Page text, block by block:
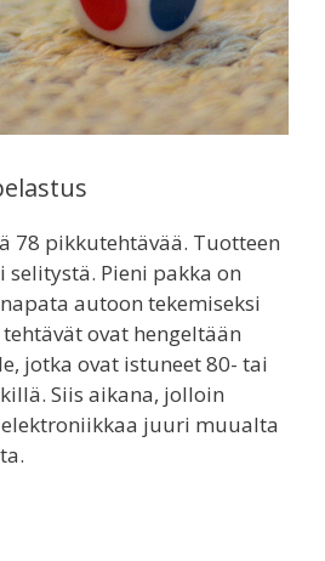
78 pikkutehtävää. Tuotteen
selitystä. Pieni pakka on
autoon tekemiseksi
ovat hengeltään
jotka ovat istuneet 80- tai
Siis aikana, jolloin
juuri muualta